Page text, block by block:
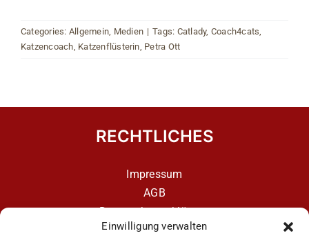
Einwilligung verwalten
Categories: Allgemein, Medien | Tags: Catlady, Coach4cats,
Katzencoach, Katzenflüsterin, Petra Ott
RECHTLICHES
Impressum
AGB
Datenschutzerklärung
Datenschutzerklärung – aCATemy Katzentraining